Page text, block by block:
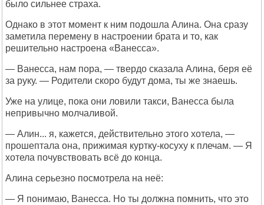
было сильнее страха.
Однако в этот момент к ним подошла Алина. Она сразу
заметила перемену в настроении брата и то, как
решительно настроена «Ванесса».
— Ванесса, нам пора, — твердо сказала Алина, беря её
за руку. — Родители скоро будут дома, ты же знаешь.
Уже на улице, пока они ловили такси, Ванесса была
непривычно молчаливой.
— Алин... я, кажется, действительно этого хотела, —
прошептала она, прижимая куртку-косуху к плечам. — Я
хотела почувствовать всё до конца.
Алина серьезно посмотрела на неё:
— Я понимаю, Ванесса. Но ты должна помнить, что это